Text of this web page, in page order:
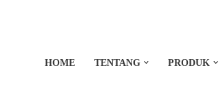
HOME TENTANG PRODUK